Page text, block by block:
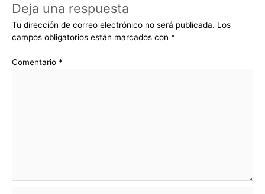
Deja una respuesta
Tu dirección de correo electrónico no será publicada. Los
campos obligatorios están marcados con *
Comentario *